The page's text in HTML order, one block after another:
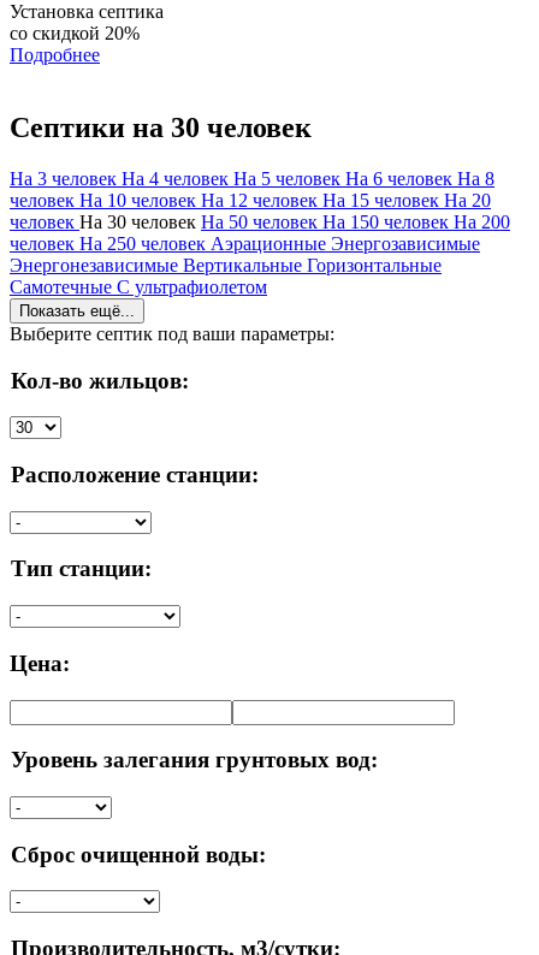
Установка септика
со скидкой 20%
Подробнее
Септики на 30 человек
На 3 человек На 4 человек На 5 человек На 6 человек На 8
человек На 10 человек На 12 человек На 15 человек На 20
человек На 30 человек На 50 человек На 150 человек На 200
человек На 250 человек Аэрационные Энергозависимые
Энергонезависимые Вертикальные Горизонтальные
Самотечные С ультрафиолетом
Показать ещё...
Выберите септик под ваши параметры:
Кол-во жильцов:
Расположение станции:
Тип станции:
Цена:
Уровень залегания грунтовых вод:
Сброс очищенной воды:
Производительность, м3/сутки: